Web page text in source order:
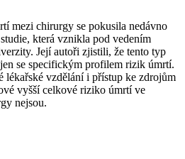
mezi chirurgy se pokusila nedávno
která vznikla pod vedením
Její autoři zjistili, že tento typ
se specifickým profilem rizik úmrtí.
lékařské vzdělání i přístup ke zdrojům
vyšší celkové riziko úmrtí ve
nejsou.